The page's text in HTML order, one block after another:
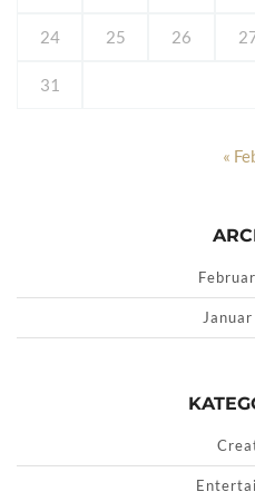
24 25 26
31
«